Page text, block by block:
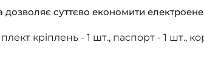
дозволяє суттєво економити
кріплень - 1 шт., паспорт - 1 шт.,